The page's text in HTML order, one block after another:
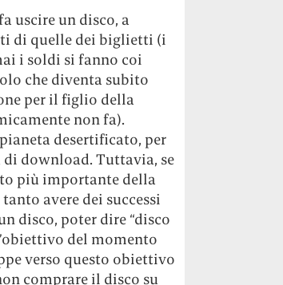
uscire un disco, a
di quelle dei biglietti (i
i soldi si fanno coi
che diventa subito
per il figlio della
non fa).
desertificato, per
download. Tuttavia, se
più importante della
avere dei successi
disco, poter dire “disco
del momento
verso questo obiettivo
comprare il disco su